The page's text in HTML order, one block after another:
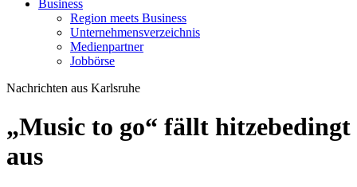
Business
Region meets Business
Unternehmensverzeichnis
Medienpartner
Jobbörse
Nachrichten aus Karlsruhe
„Music to go“ fällt hitzebedingt
aus